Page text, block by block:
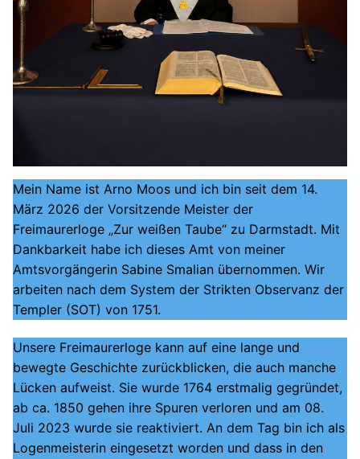
Mein Name ist Arno Moos und ich bin seit dem 14.
März 2026 der Vorsitzende Meister der
Freimaurerloge „Zur weißen Taube“ zu Darmstadt. Mit
Dankbarkeit habe ich dieses Amt von meiner
Amtsvorgängerin Sabine Smalian übernommen. Wir
arbeiten nach dem System der Strikten Observanz der
Templer (SOT) von 1751.
Unsere Freimaurerloge kann auf eine lange und
bewegte Geschichte zurückblicken, die auch manche
Lücken aufweist. Sie wurde 1764 erstmalig gegründet,
ab ca. 1850 gehen ihre Spuren verloren und am 08.
Juli 2023 wurde sie reaktiviert. An dem Tag bin ich als
Logenmeisterin eingesetzt worden und dass in den